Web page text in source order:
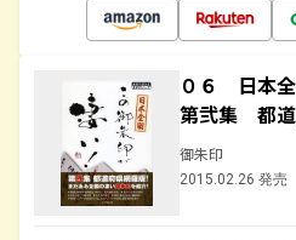
０６ 日本
第弐集 都
御朱印
2015.02.26 発売